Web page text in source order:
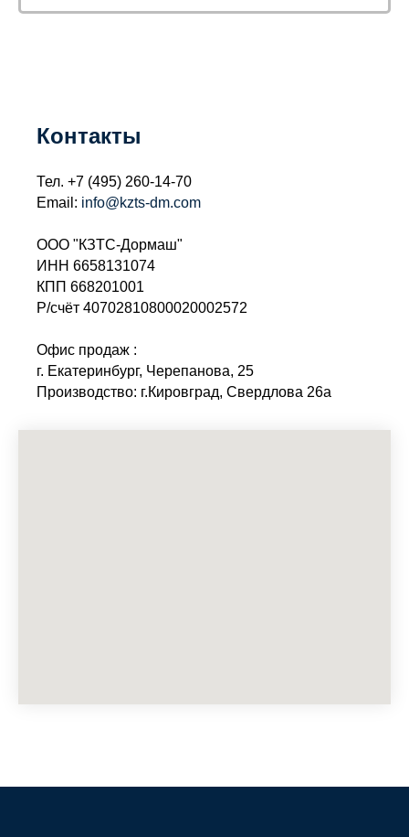
Контакты
Тел. +7 (495) 260-14-70
Email: info@kzts-dm.com
ООО "КЗТС-Дормаш"
ИНН 6658131074
КПП 668201001
Р/счёт 40702810800020002572
Офис продаж :
г. Екатеринбург, Черепанова, 25
Производство: г.Кировград, Свердлова 26а